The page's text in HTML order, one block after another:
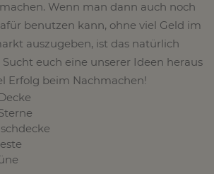
Wenn man dann auch noch
benutzen kann, ohne viel Geld im
auszugeben, ist das natürlich
Sucht euch eine unserer Ideen heraus
Erfolg beim Nachmachen!